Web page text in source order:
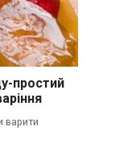
простий
варити